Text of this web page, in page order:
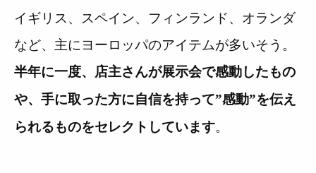
イギリス、スペイン、フィンランド、オランダ
など、主にヨーロッパのアイテムが多いそう。
半年に一度、店主さんが展示会で感動したもの
や、手に取った方に自信を持って”感動”を伝え
られるものをセレクトしています。